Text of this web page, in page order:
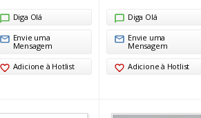
Diga Olá
Envie uma
Mensagem
Adicione à Hotlist
Diga Olá
Envie uma
Mensagem
Adicione à Hotlist